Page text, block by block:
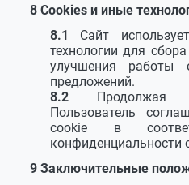
Cookies и иные
Сайт
технологии для
улучшения работы
предложений.
Продолжая
Пользователь
cookie в
конфиденциальности
Заключительные